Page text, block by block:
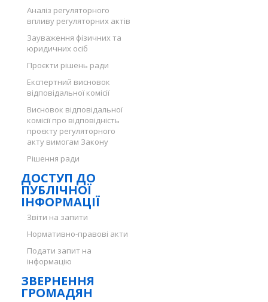
Аналіз регуляторного
впливу регуляторних актів
Зауваження фізичних та
юридичних осіб
Проєкти рішень ради
Експертний висновок
відповідальної комісії
Висновок відповідальної
комісії про відповідність
проєкту регуляторного
акту вимогам Закону
Рішення ради
ДОСТУП ДО
ПУБЛІЧНОЇ
ІНФОРМАЦІЇ
Звіти на запити
Нормативно-правові акти
Подати запит на
інформацію
ЗВЕРНЕННЯ
ГРОМАДЯН